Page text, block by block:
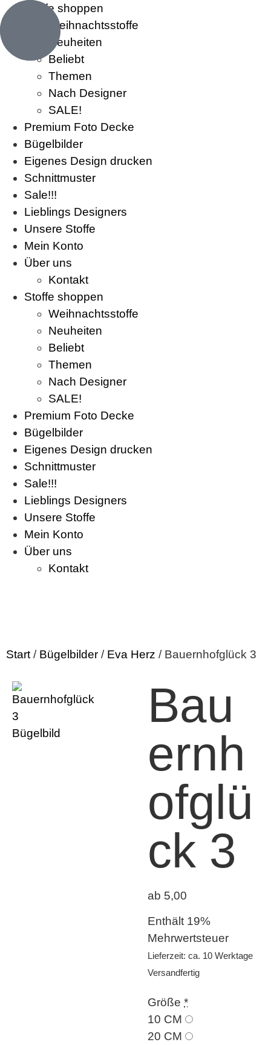
Stoffe shoppen
Weihnachtsstoffe
Neuheiten
Beliebt
Themen
Nach Designer
SALE!
Premium Foto Decke
Bügelbilder
Eigenes Design drucken
Schnittmuster
Sale!!!
Lieblings Designers
Unsere Stoffe
Mein Konto
Über uns
Kontakt
Stoffe shoppen
Weihnachtsstoffe
Neuheiten
Beliebt
Themen
Nach Designer
SALE!
Premium Foto Decke
Bügelbilder
Eigenes Design drucken
Schnittmuster
Sale!!!
Lieblings Designers
Unsere Stoffe
Mein Konto
Über uns
Kontakt
Start / Bügelbilder / Eva Herz / Bauernhofglück 3
Bau
ernh
ofglü
ck 3
ab 5,00
Enthält 19%
Mehrwertsteuer
Lieferzeit: ca. 10 Werktage
Versandfertig
Größe *
10 CM
20 CM